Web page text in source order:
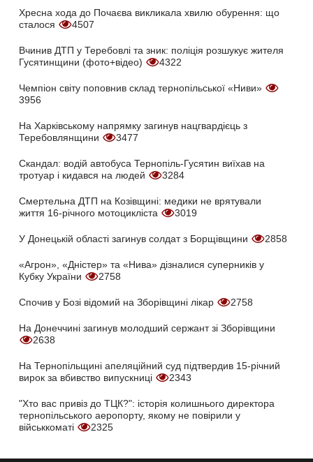
Хресна хода до Почаєва викликала хвилю обурення: що
сталося
4507
Вчинив ДТП у Теребовлі та зник: поліція розшукує жителя
Гусятинщини (фото+відео)
4322
Чемпіон світу поповнив склад тернопільської «Ниви»
3956
На Харківському напрямку загинув нацгвардієць з
Теребовлянщини
3477
Скандал: водій автобуса Тернопіль-Гусятин виїхав на
тротуар і кидався на людей
3284
Смертельна ДТП на Козівщині: медики не врятували
життя 16-річного мотоцикліста
3019
У Донецькій області загинув солдат з Борщівщини 2858
«Агрон», «Дністер» та «Нива» дізналися суперників у
Кубку України
2758
Спочив у Бозі відомий на Зборівщині лікар 2758
На Донеччині загинув молодший сержант зі Зборівщини
2638
На Тернопільщині апеляційний суд підтвердив 15-річний
вирок за вбивство випускниці
2343
"Хто вас привіз до ТЦК?": історія колишнього директора
тернопільського аеропорту, якому не повірили у
військкоматі
2325